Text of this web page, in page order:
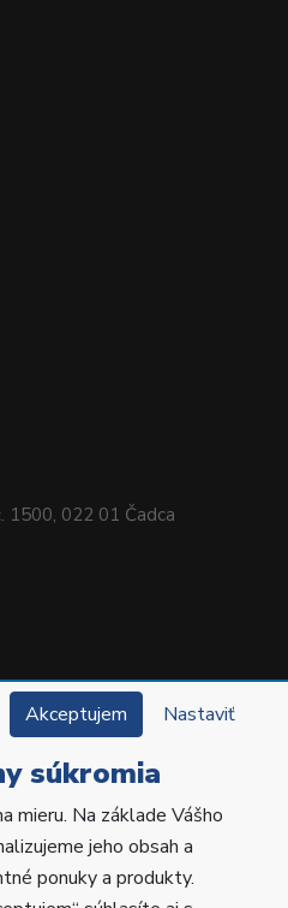
1500, 022 01 Čadca
Dental a.s. Všetky práva
Akceptujem Nastaviť
súkromia
mieru. Na základe Vášho
jeho obsah a
ponuky a produkty.